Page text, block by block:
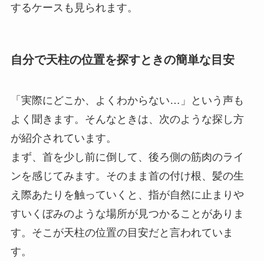
するケースも見られます。
自分で天柱の位置を探すときの簡単な目安
「実際にどこか、よくわからない…」という声も
よく聞きます。そんなときは、次のような探し方
が紹介されています。
まず、首を少し前に倒して、後ろ側の筋肉のライ
ンを感じてみます。そのまま首の付け根、髪の生
え際あたりを触っていくと、指が自然に止まりや
すいくぼみのような場所が見つかることがありま
す。そこが天柱の位置の目安だと言われていま
す。